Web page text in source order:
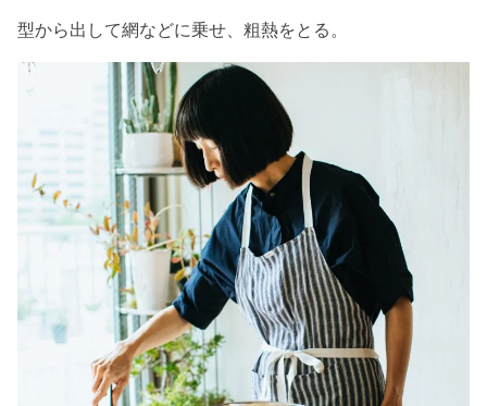
型から出して網などに乗せ、粗熱をとる。